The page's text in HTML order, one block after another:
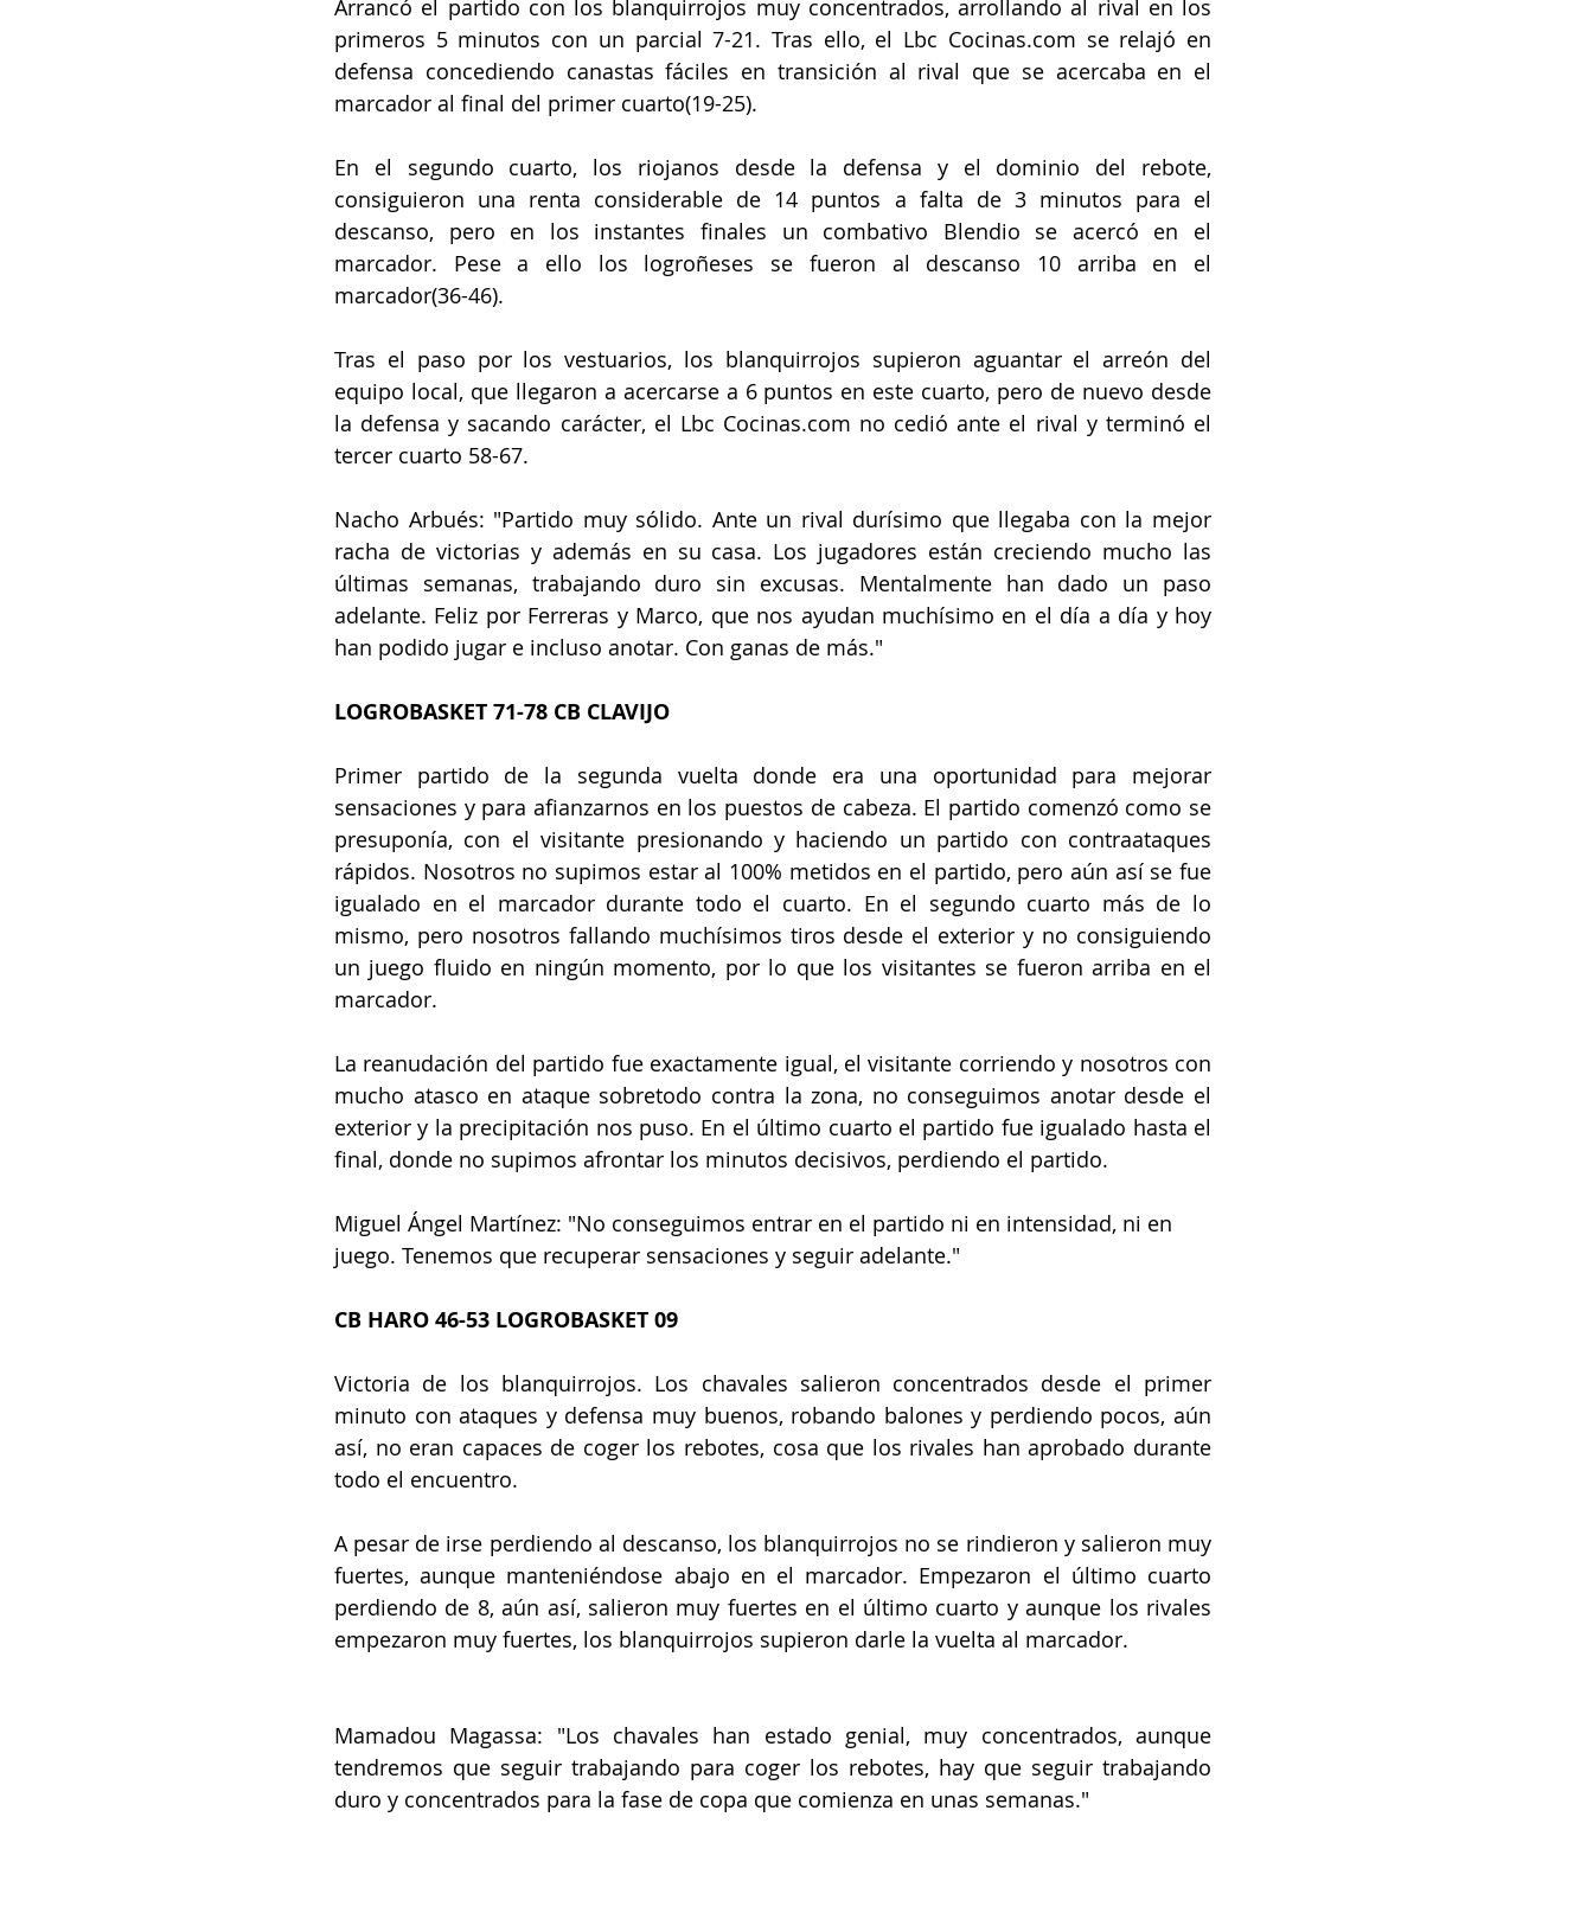
Arrancó el partido con los blanquirrojos muy concentrados, arrollando al rival en los
primeros 5 minutos con un parcial 7-21. Tras ello, el Lbc Cocinas.com se relajó en
defensa concediendo canastas fáciles en transición al rival que se acercaba en el
marcador al final del primer cuarto(19-25).
En el segundo cuarto, los riojanos desde la defensa y el dominio del rebote,
consiguieron una renta considerable de 14 puntos a falta de 3 minutos para el
descanso, pero en los instantes finales un combativo Blendio se acercó en el
marcador. Pese a ello los logroñeses se fueron al descanso 10 arriba en el
marcador(36-46).
Tras el paso por los vestuarios, los blanquirrojos supieron aguantar el arreón del
equipo local, que llegaron a acercarse a 6 puntos en este cuarto, pero de nuevo desde
la defensa y sacando carácter, el Lbc Cocinas.com no cedió ante el rival y terminó el
tercer cuarto 58-67.
Nacho Arbués: "Partido muy sólido. Ante un rival durísimo que llegaba con la mejor
racha de victorias y además en su casa. Los jugadores están creciendo mucho las
últimas semanas, trabajando duro sin excusas. Mentalmente han dado un paso
adelante. Feliz por Ferreras y Marco, que nos ayudan muchísimo en el día a día y hoy
han podido jugar e incluso anotar. Con ganas de más."
LOGROBASKET 71-78 CB CLAVIJO
Primer partido de la segunda vuelta donde era una oportunidad para mejorar
sensaciones y para afianzarnos en los puestos de cabeza. El partido comenzó como se
presuponía, con el visitante presionando y haciendo un partido con contraataques
rápidos. Nosotros no supimos estar al 100% metidos en el partido, pero aún así se fue
igualado en el marcador durante todo el cuarto. En el segundo cuarto más de lo
mismo, pero nosotros fallando muchísimos tiros desde el exterior y no consiguiendo
un juego fluido en ningún momento, por lo que los visitantes se fueron arriba en el
marcador.
La reanudación del partido fue exactamente igual, el visitante corriendo y nosotros con
mucho atasco en ataque sobretodo contra la zona, no conseguimos anotar desde el
exterior y la precipitación nos puso. En el último cuarto el partido fue igualado hasta el
final, donde no supimos afrontar los minutos decisivos, perdiendo el partido.
Miguel Ángel Martínez: "No conseguimos entrar en el partido ni en intensidad, ni en
juego. Tenemos que recuperar sensaciones y seguir adelante."
CB HARO 46-53 LOGROBASKET 09
Victoria de los blanquirrojos. Los chavales salieron concentrados desde el primer
minuto con ataques y defensa muy buenos, robando balones y perdiendo pocos, aún
así, no eran capaces de coger los rebotes, cosa que los rivales han aprobado durante
todo el encuentro.
A pesar de irse perdiendo al descanso, los blanquirrojos no se rindieron y salieron muy
fuertes, aunque manteniéndose abajo en el marcador. Empezaron el último cuarto
perdiendo de 8, aún así, salieron muy fuertes en el último cuarto y aunque los rivales
empezaron muy fuertes, los blanquirrojos supieron darle la vuelta al marcador.
Mamadou Magassa: "Los chavales han estado genial, muy concentrados, aunque
tendremos que seguir trabajando para coger los rebotes, hay que seguir trabajando
duro y concentrados para la fase de copa que comienza en unas semanas."